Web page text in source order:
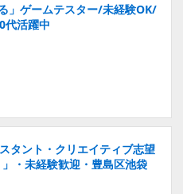
」ゲームテスター/未経験OK/
代活躍中
タント・クリエイティブ志望
・未経験歓迎・豊島区池袋